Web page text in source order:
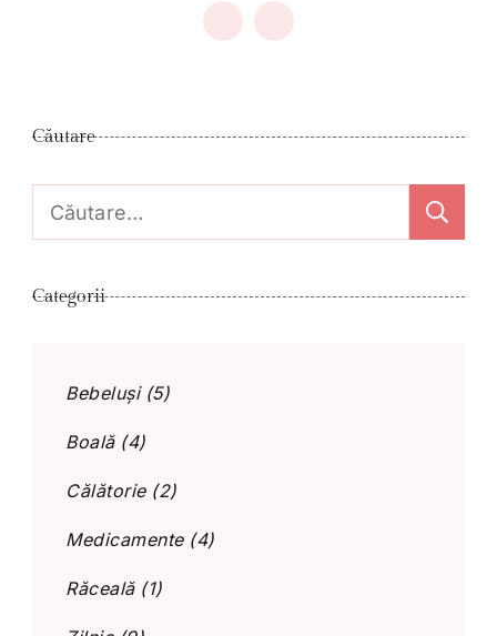
Căutare
Caută
după:
Categorii
Bebeluși(5)
Boală(4)
Călătorie(2)
Medicamente(4)
Răceală(1)